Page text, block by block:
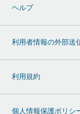
ヘルプ
利用者情報の外部送
利用規約
個人情報保護ポリシ